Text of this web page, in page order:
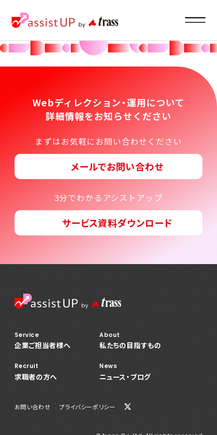
企業ご担当者様へ
About
私たちの目指すもの
Recruit
求職者の方へ
News
お問い合わせ
プライバシーポリシー
Webディレクション・運用について
詳細情報をお知らせください
まずはお気軽にお問い合わせください
メールでお問い合わせ
3分でわかるアシストアップ
サービス資料ダウンロード
Service
企業ご担当者様へ
About
私たちの目指すもの
Recruit
求職者の方へ
News
ニュース・ブログ
お問い合わせ プライバシーポリシー